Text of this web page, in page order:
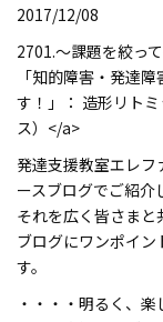
2017/12/08
2701.～課題を絞っ
「知的障害・発達
す！」： 造形リト
ス）</a>
発達支援教室エレフ
ースブログでご紹介
それを広く皆さま
ブログにワンポイ
す。
・・・・明るく、